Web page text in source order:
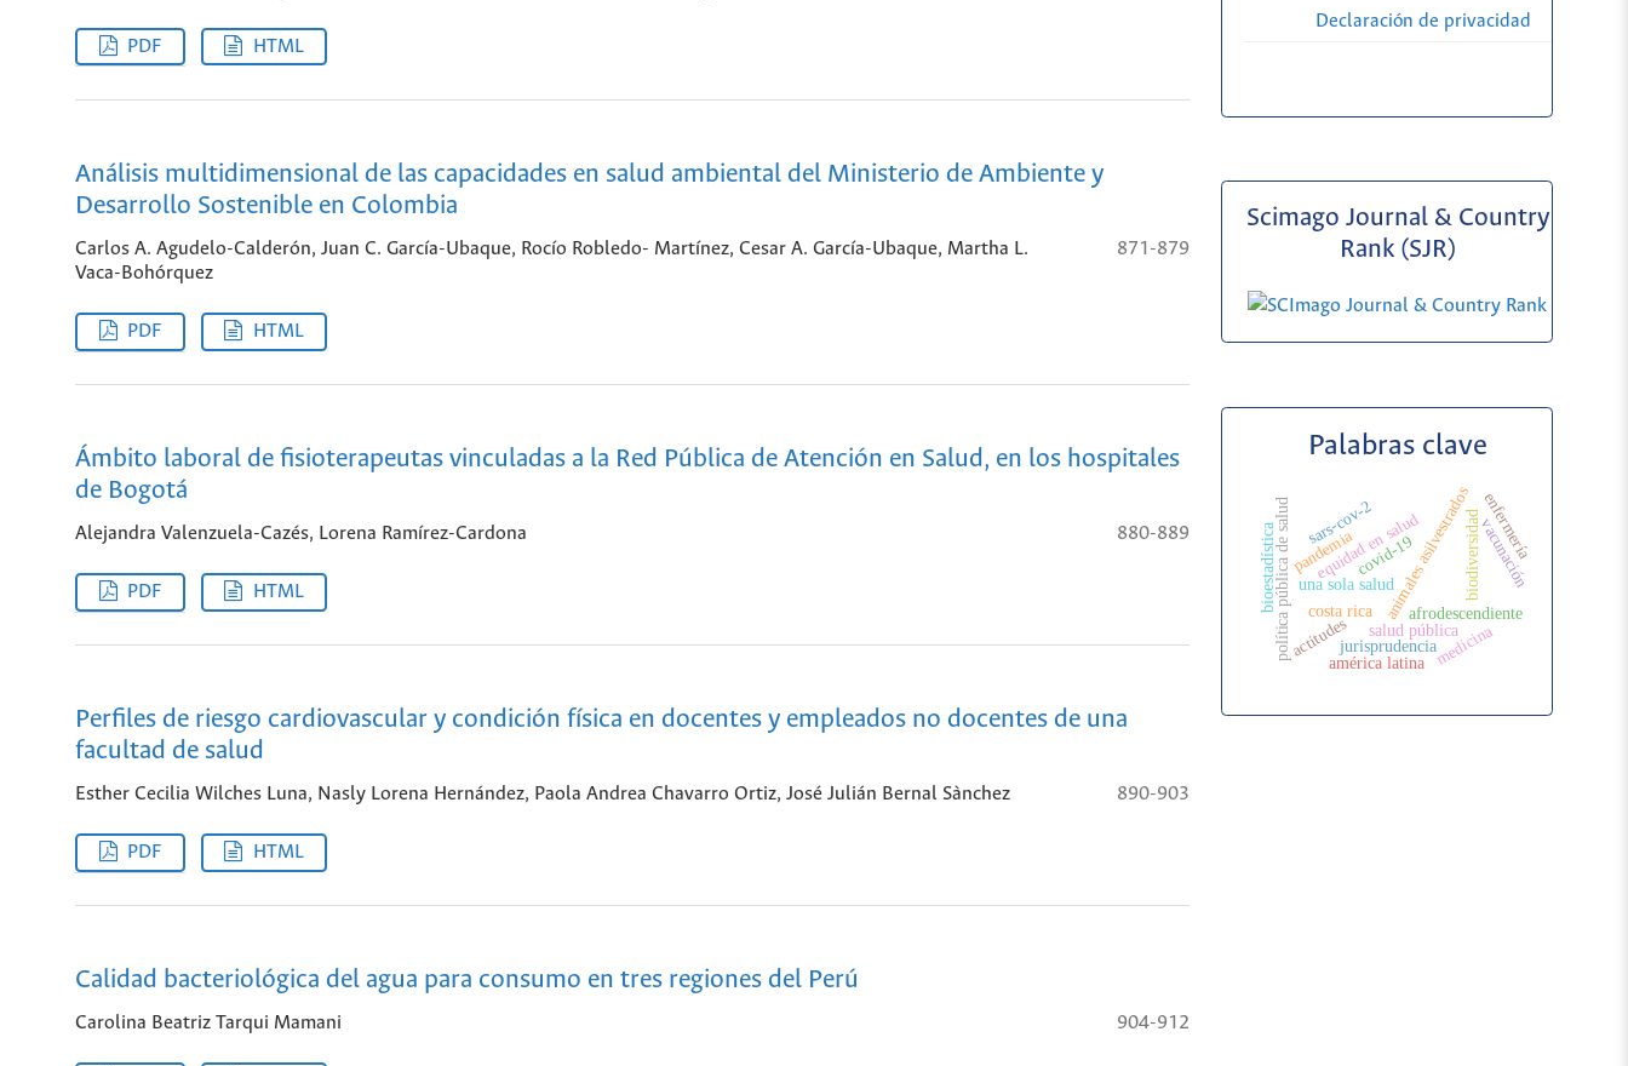
PDF HTML
Análisis multidimensional de las capacidades en salud ambiental del Ministerio de Ambiente y
Desarrollo Sostenible en Colombia
Carlos A. Agudelo-Calderón, Juan C. García-Ubaque, Rocío Robledo- Martínez, Cesar A. García-Ubaque, Martha L.
Vaca-Bohórquez
871-879
PDF HTML
Ámbito laboral de fisioterapeutas vinculadas a la Red Pública de Atención en Salud, en los hospitales
de Bogotá
Alejandra Valenzuela-Cazés, Lorena Ramírez-Cardona 880-889
PDF HTML
Perfiles de riesgo cardiovascular y condición física en docentes y empleados no docentes de una
facultad de salud
Esther Cecilia Wilches Luna, Nasly Lorena Hernández, Paola Andrea Chavarro Ortiz, José Julián Bernal Sànchez 890-903
PDF HTML
Calidad bacteriológica del agua para consumo en tres regiones del Perú
Carolina Beatriz Tarqui Mamani 904-912
Declaración de privacidad
Scimago Journal & Country
Rank (SJR)
Palabras clave
una sola saludanimales asilvestrados
salud pública
biodiversidad
afrodescendiente
política pública de salud equidad en salud
costa rica
vacunación
pandemia
actitudes
bioestadística
medicina
enfermería
covid-19
sars-cov-2
jurisprudencia
américa latina